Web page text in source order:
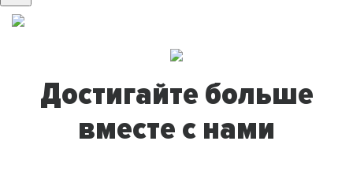
Достигайте больше
вместе с нами